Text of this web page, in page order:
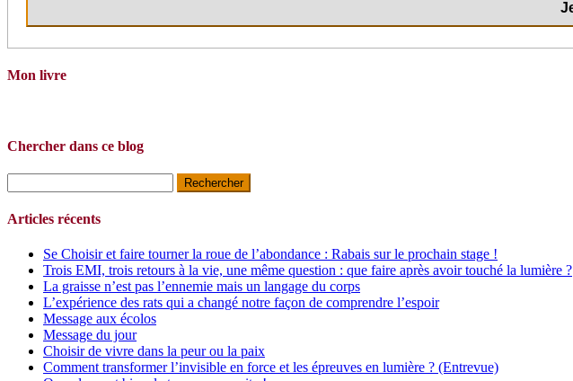
Mon livre
Chercher dans ce blog
Articles récents
Se Choisir et faire tourner la roue de l’abondance : Rabais sur le prochain stage !
Trois EMI, trois retours à la vie, une même question : que faire après avoir touché la lumière ?
La graisse n’est pas l’ennemie mais un langage du corps
L’expérience des rats qui a changé notre façon de comprendre l’espoir
Message aux écolos
Message du jour
Choisir de vivre dans la peur ou la paix
Comment transformer l’invisible en force et les épreuves en lumière ? (Entrevue)